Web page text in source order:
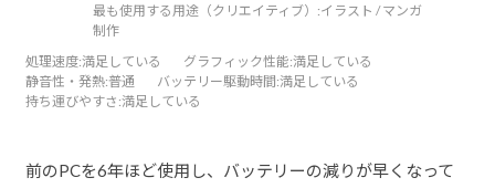
最も使用する用途（クリエイティブ）:イラスト / マンガ
制作
処理速度:満足している グラフィック性能:満足している
静音性・発熱:普通 バッテリー駆動時間:満足している
持ち運びやすさ :満足している
前のPCを6年ほど使用し、バッテリーの減りが早くなって